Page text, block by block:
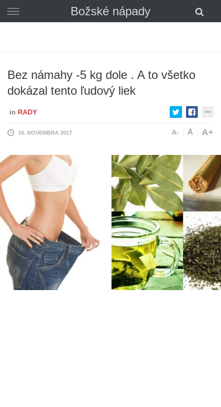
Božské nápady
to
Bez námahy -5 kg dole . A to všetko
dokázal tento ľudový liek
in RADY
16. NOVEMBRA 2017 A- A A+